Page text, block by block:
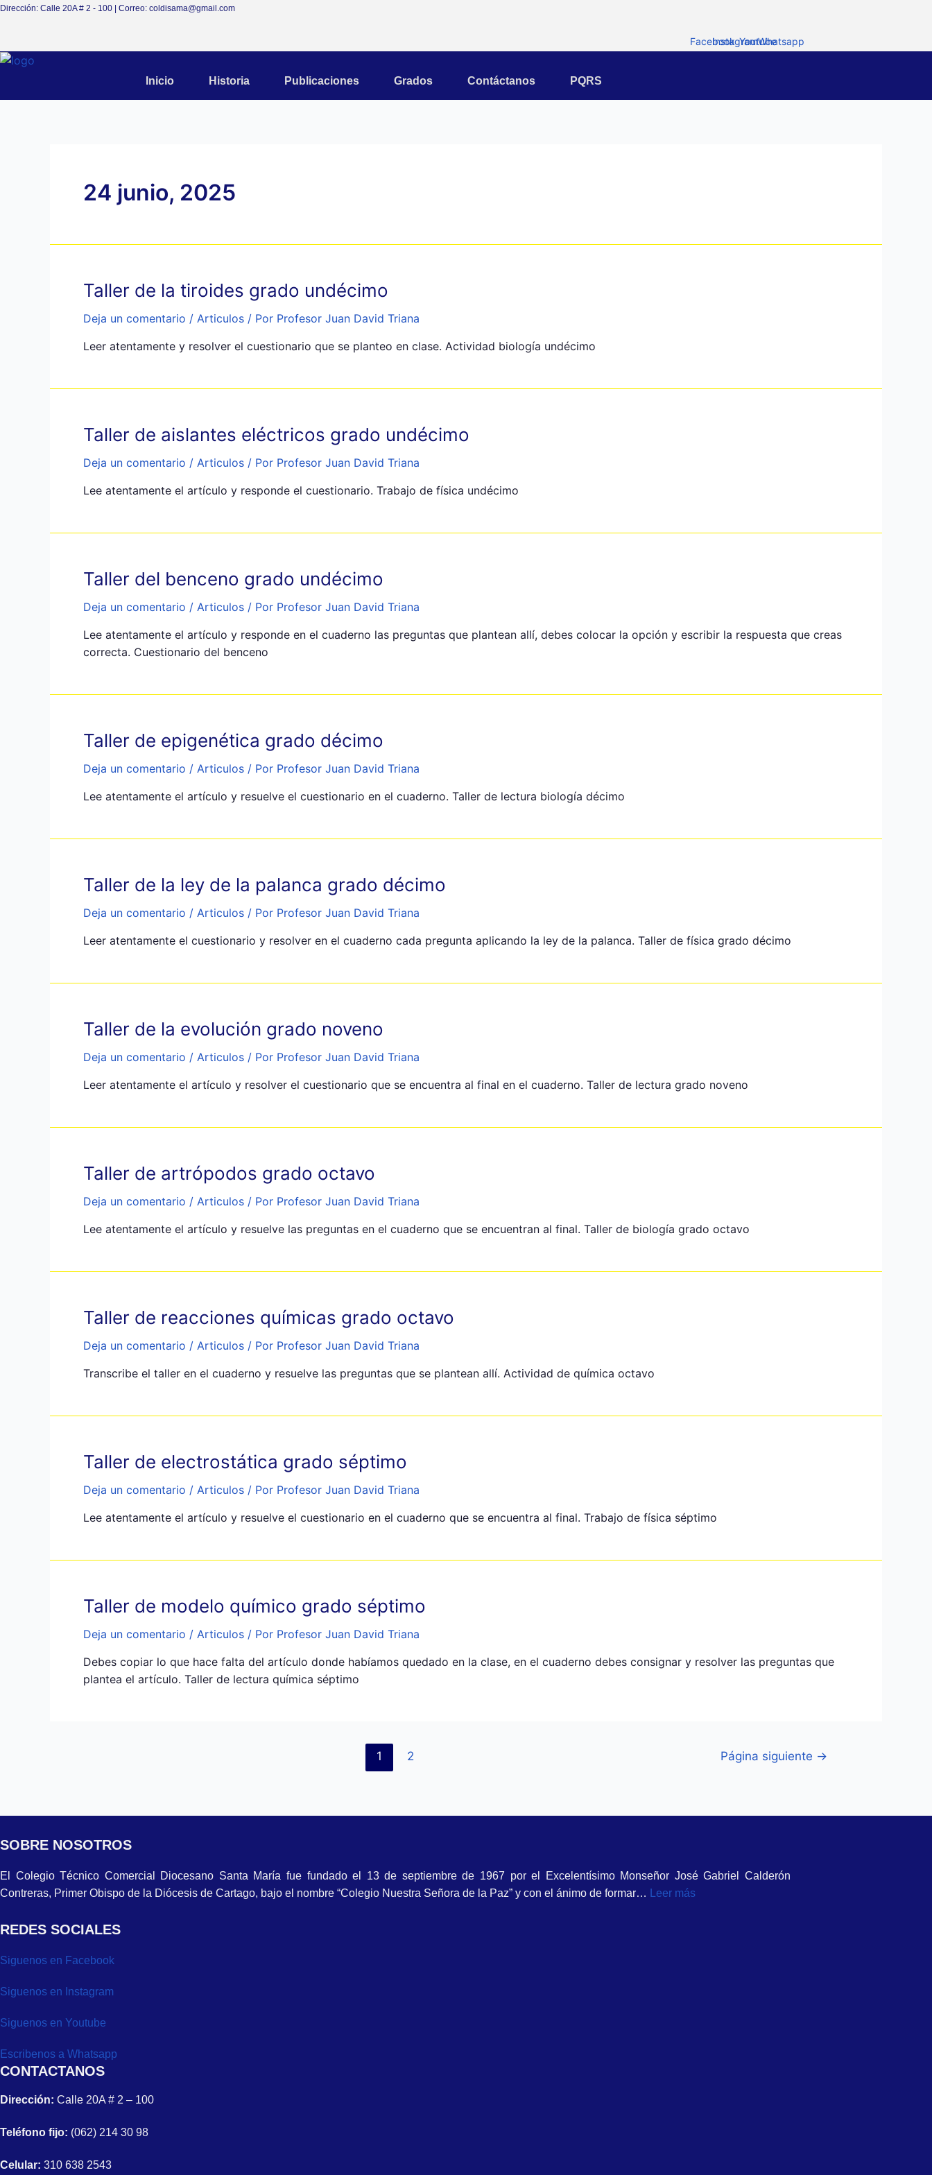
IrDirección: Calle 20A # 2 - 100 | Correo: coldisama@gmail.com
FacebookInstagramYoutubeWhatsapp
Inicio Historia Publicaciones Grados Contáctanos PQRS
24 junio, 2025
Taller de la tiroides grado undécimo
Deja un comentario / Articulos / Por Profesor Juan David Triana
Leer atentamente y resolver el cuestionario que se planteo en clase. Actividad biología undécimo
Taller de aislantes eléctricos grado undécimo
Deja un comentario / Articulos / Por Profesor Juan David Triana
Lee atentamente el artículo y responde el cuestionario. Trabajo de física undécimo
Taller del benceno grado undécimo
Deja un comentario / Articulos / Por Profesor Juan David Triana
Lee atentamente el artículo y responde en el cuaderno las preguntas que plantean allí, debes colocar la opción y escribir la respuesta que creas
correcta. Cuestionario del benceno
Taller de epigenética grado décimo
Deja un comentario / Articulos / Por Profesor Juan David Triana
Lee atentamente el artículo y resuelve el cuestionario en el cuaderno. Taller de lectura biología décimo
Taller de la ley de la palanca grado décimo
Deja un comentario / Articulos / Por Profesor Juan David Triana
Leer atentamente el cuestionario y resolver en el cuaderno cada pregunta aplicando la ley de la palanca. Taller de física grado décimo
Taller de la evolución grado noveno
Deja un comentario / Articulos / Por Profesor Juan David Triana
Leer atentamente el artículo y resolver el cuestionario que se encuentra al final en el cuaderno. Taller de lectura grado noveno
Taller de artrópodos grado octavo
Deja un comentario / Articulos / Por Profesor Juan David Triana
Lee atentamente el artículo y resuelve las preguntas en el cuaderno que se encuentran al final. Taller de biología grado octavo
Taller de reacciones químicas grado octavo
Deja un comentario / Articulos / Por Profesor Juan David Triana
Transcribe el taller en el cuaderno y resuelve las preguntas que se plantean allí. Actividad de química octavo
Taller de electrostática grado séptimo
Deja un comentario / Articulos / Por Profesor Juan David Triana
Lee atentamente el artículo y resuelve el cuestionario en el cuaderno que se encuentra al final. Trabajo de física séptimo
Taller de modelo químico grado séptimo
Deja un comentario / Articulos / Por Profesor Juan David Triana
Debes copiar lo que hace falta del artículo donde habíamos quedado en la clase, en el cuaderno debes consignar y resolver las preguntas que
plantea el artículo. Taller de lectura química séptimo
1 2 Página siguiente →
SOBRE NOSOTROS
El Colegio Técnico Comercial Diocesano Santa María fue fundado el 13 de septiembre de 1967 por el Excelentísimo Monseñor José Gabriel Calderón
Contreras, Primer Obispo de la Diócesis de Cartago, bajo el nombre “Colegio Nuestra Señora de la Paz” y con el ánimo de formar…
Leer más
REDES SOCIALES
Siguenos en Facebook
Siguenos en Instagram
Siguenos en Youtube
Escribenos a Whatsapp
CONTACTANOS
Dirección: Calle 20A # 2 – 100
Teléfono fijo: (062) 214 30 98
Celular: 310 638 2543